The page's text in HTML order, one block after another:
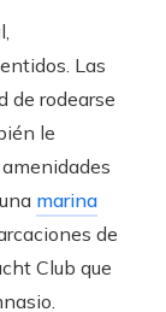
Las
de rodearse
le
marina
de
Club que